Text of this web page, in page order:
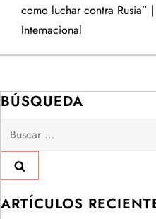
e
a
c
i
ó
como luchar contra Rusia” |
Internacional
BÚSQUEDA
Buscar:
ARTÍCULOS